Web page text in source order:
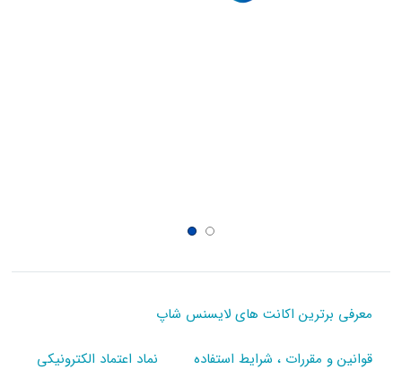
معرفی برترین اکانت های لایسنس شاپ
قوانین و مقررات ، شرایط استفاده نماد اعتماد الکترونیکی